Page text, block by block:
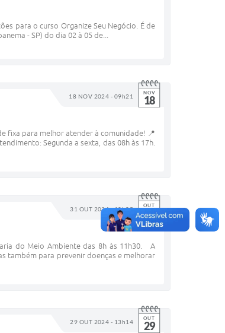
para o curso Organize Seu Negócio. É de
- SP) do dia 02 à 05 de...
18 NOV 2024 - 09h21 NOV
18
fixa para melhor atender à comunidade! 📍
Segunda a sexta, das 08h às 17h.
31 OUT 2024 - 10h05 OUT
31
do Meio Ambiente das 8h às 11h30. A
também para prevenir doenças e melhorar
29 OUT 2024 - 13h14 OUT
29